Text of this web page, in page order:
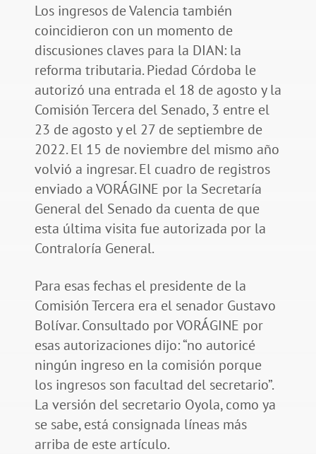
Los ingresos de Valencia también
coincidieron con un momento de
discusiones claves para la DIAN: la
reforma tributaria. Piedad Córdoba le
autorizó una entrada el 18 de agosto y la
Comisión Tercera del Senado, 3 entre el
23 de agosto y el 27 de septiembre de
2022. El 15 de noviembre del mismo año
volvió a ingresar. El cuadro de registros
enviado a VORÁGINE por la Secretaría
General del Senado da cuenta de que
esta última visita fue autorizada por la
Contraloría General.
Para esas fechas el presidente de la
Comisión Tercera era el senador Gustavo
Bolívar. Consultado por VORÁGINE por
esas autorizaciones dijo: “no autoricé
ningún ingreso en la comisión porque
los ingresos son facultad del secretario”.
La versión del secretario Oyola, como ya
se sabe, está consignada líneas más
arriba de este artículo.